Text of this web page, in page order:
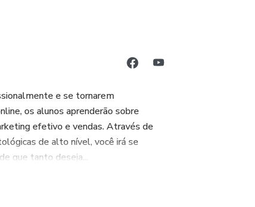
e se tornarem
os alunos aprenderão sobre
efetivo e vendas. Através de
de alto nível, você irá se
que tanto deseja...